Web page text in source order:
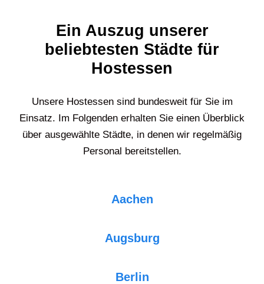
Ein Auszug unserer
beliebtesten Städte für
Hostessen
Unsere Hostessen sind bundesweit für Sie im
Einsatz. Im Folgenden erhalten Sie einen Überblick
über ausgewählte Städte, in denen wir regelmäßig
Personal bereitstellen.
Aachen
Augsburg
Berlin